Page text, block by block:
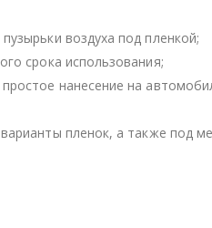
воздуха под пленкой;
срока использования;
нанесение на
пленок, а также под